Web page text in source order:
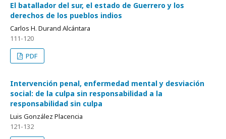
El batallador del sur, el estado de Guerrero y los
derechos de los pueblos indios
Carlos H. Durand Alcántara
111-120
PDF
Intervención penal, enfermedad mental y desviación
social: de la culpa sin responsabilidad a la
responsabilidad sin culpa
Luis González Placencia
121-132